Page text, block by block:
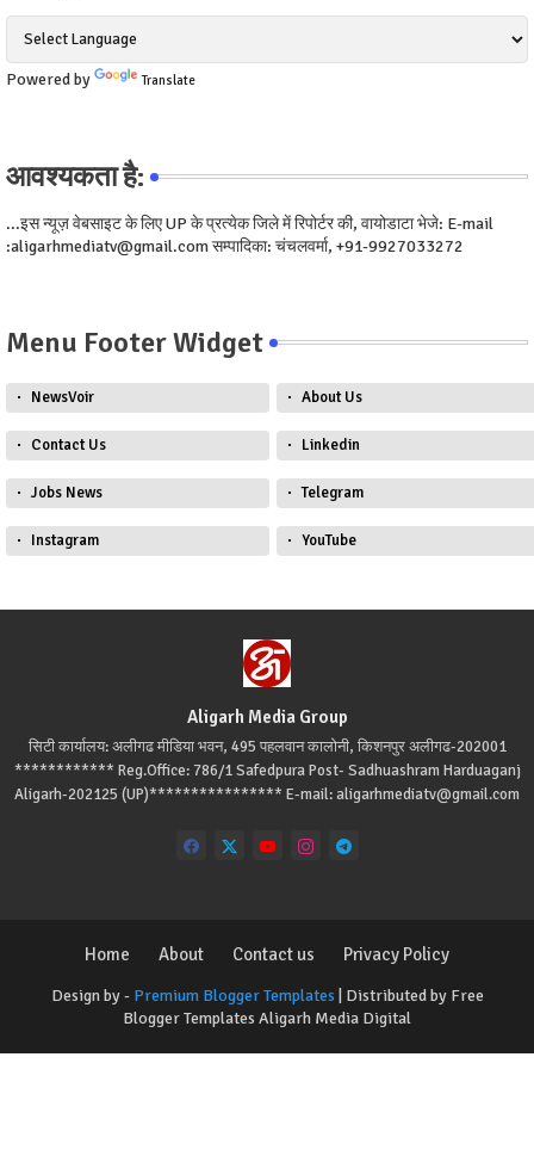
Powered by Translate
आवश्यकता है:
...इस न्यूज़ वेबसाइट के लिए UP के प्रत्येक जिले में रिपोर्टर की, वायोडाटा भेजे: E-mail
:aligarhmediatv@gmail.com सम्पादिका: चंचलवर्मा, +91-9927033272
Menu Footer Widget
NewsVoir About Us
Contact Us Linkedin
Jobs News Telegram
Instagram YouTube
Aligarh Media Group
सिटी कार्यालय: अलीगढ मीडिया भवन, 495 पहलवान कालोनी, किशनपुर अलीगढ-202001
************ Reg.Office: 786/1 Safedpura Post- Sadhuashram Harduaganj
Aligarh-202125 (UP)**************** E-mail: aligarhmediatv@gmail.com
Design by - Premium Blogger Templates | Distributed by Free
Blogger Templates Aligarh Media Digital
Home About Contact us Privacy Policy